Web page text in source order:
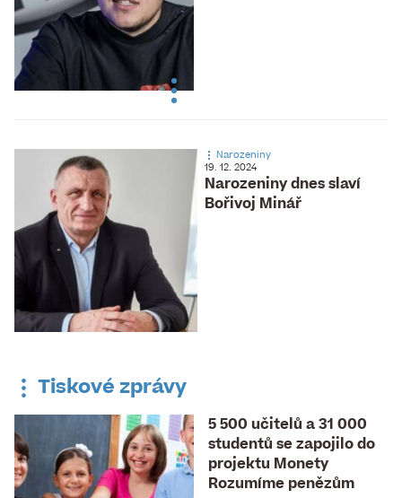
Narozeniny dnes slaví
Bořivoj Minář
Narozeniny
19. 12. 2024
Tiskové zprávy
5 500 učitelů a 31 000
studentů se zapojilo do
projektu Monety
Rozumíme penězům